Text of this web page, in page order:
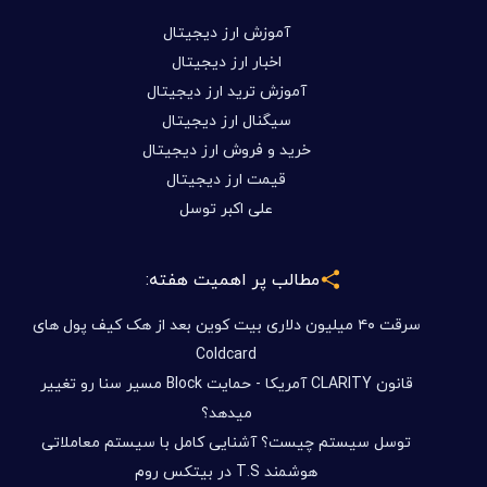
آموزش ارز دیجیتال
اخبار ارز دیجیتال
آموزش ترید ارز دیجیتال
سیگنال ارز دیجیتال
خرید و فروش ارز دیجیتال
قیمت ارز دیجیتال
علی اکبر توسل
مطالب پر اهمیت هفته:
سرقت ۴۰ میلیون دلاری بیت کوین بعد از هک کیف پول های
Coldcard
قانون CLARITY آمریکا - حمایت Block مسیر سنا رو تغییر
میدهد؟
توسل سیستم چیست؟ آشنایی کامل با سیستم معاملاتی
هوشمند T.S در بیتکس روم